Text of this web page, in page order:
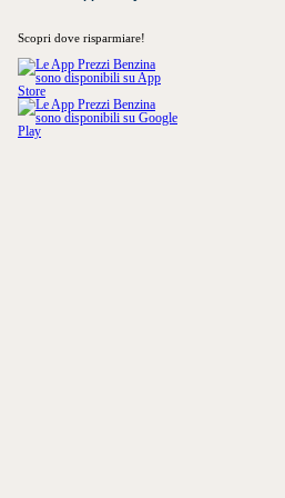
Scopri dove risparmiare!